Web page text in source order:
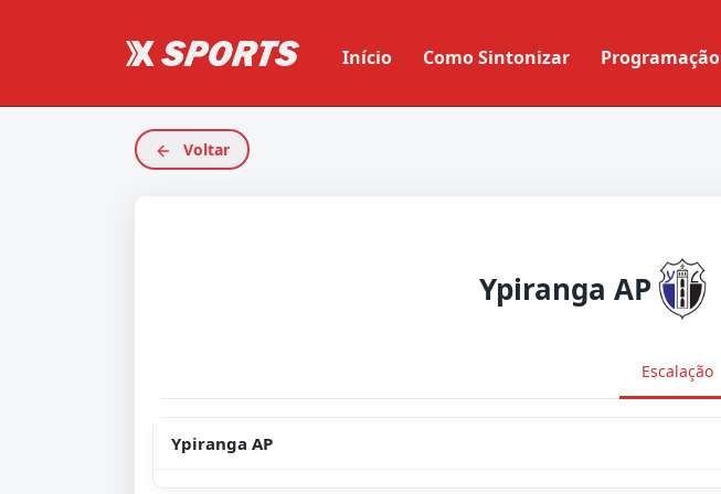
Início Como Sintonizar Programação
Voltar
Ypiranga AP
Escalação
Ypiranga AP